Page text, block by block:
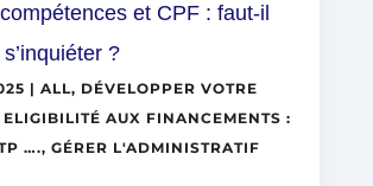
et CPF : faut-il
?
| ALL, DÉVELOPPER VOTRE
ELIGIBILITÉ AUX FINANCEMENTS :
…., GÉRER L'ADMINISTRATIF